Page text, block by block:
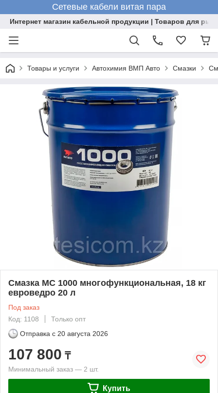
Сетевые кабели витая пара
Интернет магазин кабельной продукции | Товаров для
Товары и услуги Автохимия ВМП Авто Смазки
Смазка МС 1000 многофункциональная, 18 кг
евроведро 20 л
Под заказ
Код: 1108
Только опт
Отправка с 20 августа 2026
107 800 ₸
Минимальный заказ — 2 шт.
Купить